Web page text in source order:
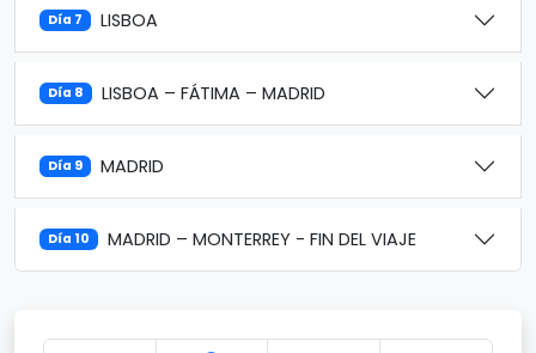
Día 7 LISBOA
Día 8 LISBOA – FÁTIMA – MADRID
Día 9 MADRID
Día 10 MADRID – MONTERREY - FIN DEL VIAJE